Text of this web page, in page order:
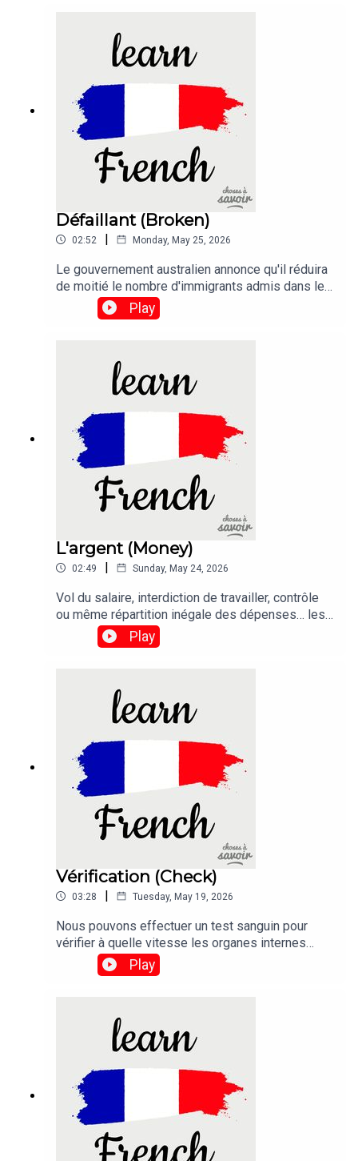
Défaillant (Broken)
02:52 | Monday, May 25, 2026
Le gouvernement australien annonce qu'il réduira
de moitié le nombre d'immigrants admis dans les
deux prochaines années dans le but de réparer le
système d'immigration "défaillant" du
in a bid to fix the country's "broken" immigration
Play
L'argent (Money)
02:49 | Sunday, May 24, 2026
Vol du salaire, interdiction de travailler, contrôle
ou même répartition inégale des dépenses… les
violences économiques dans le couple n’ont pas
disparu.Traduction :Theft of salary, prohibition
has not disappeared.
Play
Vérification (Check)
03:28 | Tuesday, May 19, 2026
Nous pouvons effectuer un test sanguin pour
vérifier à quelle vitesse les organes internes
d'une personne vieillissent, et même prédire
lesquels pourraient bientôt connaître une
ageing, and even predict which ones might soon
Play